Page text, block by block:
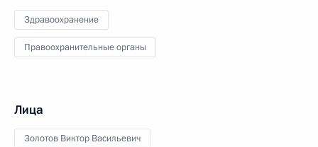
Здравоохранение
Правоохранительные органы
Лица
Золотов Виктор Васильевич